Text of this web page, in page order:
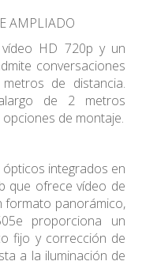
AMPLIADO
HD 720p y un
conversaciones
de distancia.
de 2 metros
de montaje.
integrados en
que ofrece vídeo de
formato panorámico,
proporciona un
fijo y corrección de
a la iluminación de